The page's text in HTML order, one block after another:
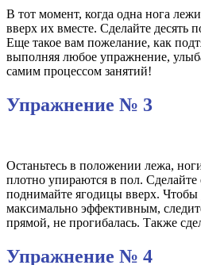
В тот момент, когда одна нога
вверх их вместе. Сделайте десять
Еще такое вам пожелание, как
выполняя любое упражнение,
самим процессом занятий!
Упражнение № 3
Останьтесь в положении лежа,
плотно упираются в пол.
поднимайте ягодицы вверх.
максимально эффективным,
прямой, не прогибалась. Также
Упражнение № 4